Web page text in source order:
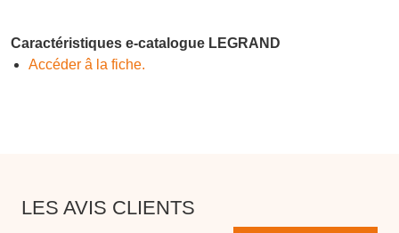
Caractéristiques e-catalogue LEGRAND
Accéder â la fiche.
LES AVIS CLIENTS